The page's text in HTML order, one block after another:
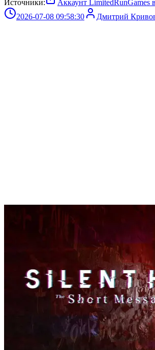
Источники:
Аккаунт LimitedRunGames
2026-07-08 09:58:30
Дмитрий